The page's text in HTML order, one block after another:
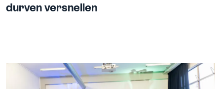
durven versnellen